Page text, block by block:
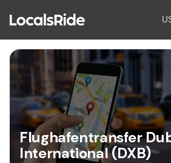
Flughafentransfer
International (DXB)